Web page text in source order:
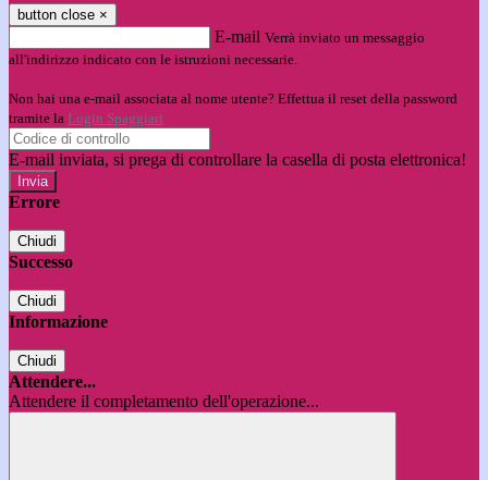
button close ×
E-mail Verrà inviato un messaggio
all'indirizzo indicato con le istruzioni necessarie.
Non hai una e-mail associata al nome utente? Effettua il reset della password
tramite la Login Spaggiari
E-mail inviata, si prega di controllare la casella di posta elettronica!
Errore
Chiudi
Successo
Chiudi
Informazione
Chiudi
Attendere...
Attendere il completamento dell'operazione...